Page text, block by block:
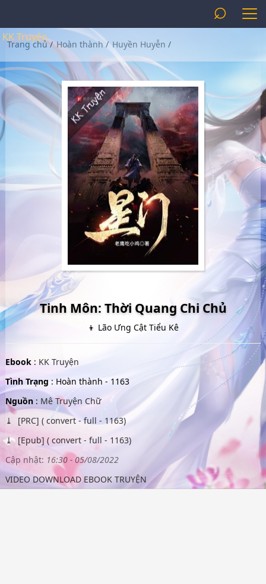
KK Truyện
⌕
Trang chủ/ Hoàn thành/ Huyền Huyễn /
Tinh Môn: Thời Quang Chi Chủ
👦 Lão Ưng Cật Tiểu Kê
Ebook : KK Truyện
Tình Trạng : Hoàn thành - 1163
Nguồn: Mê Truyện Chữ
[PRC] ( convert - full - 1163)
[Epub] ( convert - full - 1163)
Cập nhật: 16:30 - 05/08/2022
VIDEO DOWNLOAD EBOOK TRUYỆN